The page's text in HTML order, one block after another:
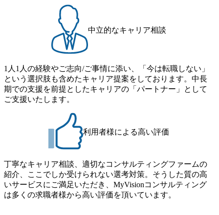
企画構
・企
改革
テーマ
また経
るグル
対象が
り、地
方創生
トを
ら検
ス開
中立的なキャリア相談
1人1人の経験やご志向/ご事情に添い、「今は転職しない」
という選択肢も含めたキャリア提案をしております。中長
期での支援を前提としたキャリアの「パートナー」として
ご支援いたします。
利用者様による高い評価
丁寧なキャリア相談、適切なコンサルティングファームの
紹介、ここでしか受けられない選考対策。そうした質の高
いサービスにご満足いただき、MyVisionコンサルティング
は多くの求職者様から高い評価を頂いています。